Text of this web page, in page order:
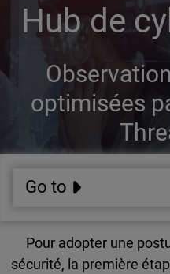
Hub de
optimisées
Go to
Pour adopter une
sécurité, la première